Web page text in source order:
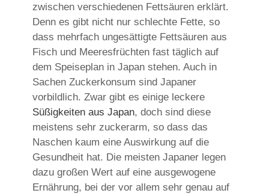
zwischen verschiedenen Fettsäuren erklärt.
Denn es gibt nicht nur schlechte Fette, so
dass mehrfach ungesättigte Fettsäuren aus
Fisch und Meeresfrüchten fast täglich auf
dem Speiseplan in Japan stehen. Auch in
Sachen Zuckerkonsum sind Japaner
vorbildlich. Zwar gibt es einige leckere
Süßigkeiten aus Japan, doch sind diese
meistens sehr zuckerarm, so dass das
Naschen kaum eine Auswirkung auf die
Gesundheit hat. Die meisten Japaner legen
dazu großen Wert auf eine ausgewogene
Ernährung, bei der vor allem sehr genau auf